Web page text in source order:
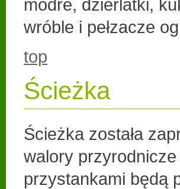
modre, dzierlatki,
wróble i pełzacze
top
Ścieżka
Ścieżka została
walory
przystankami będą